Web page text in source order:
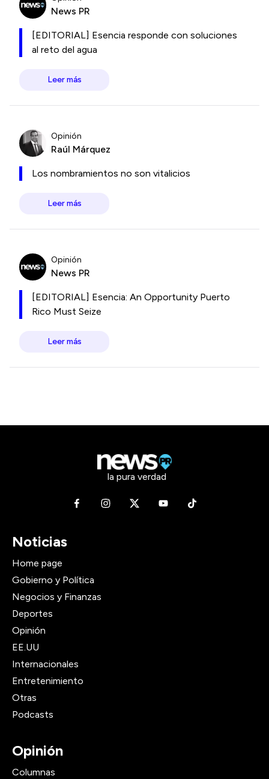
News PR
[EDITORIAL] Esencia responde con soluciones
al reto del agua
Leer más
Opinión
Raúl Márquez
Los nombramientos no son vitalicios
Leer más
Opinión
News PR
[EDITORIAL] Esencia: An Opportunity Puerto
Rico Must Seize
Leer más
la pura verdad
Noticias
Home page
Gobierno y Política
Negocios y Finanzas
Deportes
Opinión
EE.UU
Internacionales
Entretenimiento
Otras
Podcasts
Opinión
Columnas